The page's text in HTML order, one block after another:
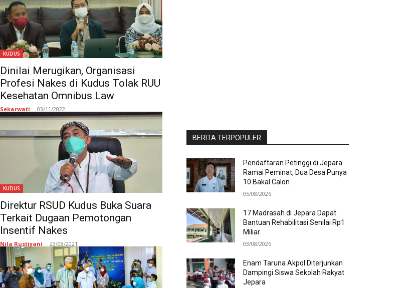
KUDUS
Dinilai Merugikan, Organisasi
Profesi Nakes di Kudus Tolak RUU
Kesehatan Omnibus Law
Sekarwati - 03/11/2022
KUDUS
Direktur RSUD Kudus Buka Suara
Terkait Dugaan Pemotongan
Insentif Nakes
Nila Rustiyani - 23/08/2021
BERITA TERPOPULER
Pendaftaran Petinggi di Jepara
Ramai Peminat, Dua Desa Punya
10 Bakal Calon
05/08/2026
17 Madrasah di Jepara Dapat
Bantuan Rehabilitasi Senilai Rp1
Miliar
03/08/2026
Enam Taruna Akpol Diterjunkan
Dampingi Siswa Sekolah Rakyat
Jepara